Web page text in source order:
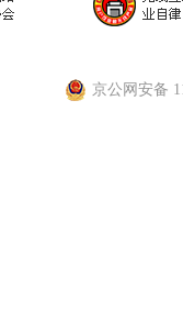
京公网安备